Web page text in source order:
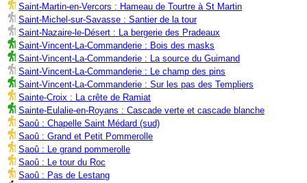
Saint-Martin-en-Vercors : Hameau de Tourtre à St Martin
Saint-Michel-sur-Savasse : Santier de la tour
Saint-Nazaire-le-Désert : La bergerie des Pradeaux
Saint-Vincent-La-Commanderie : Bois des masks
Saint-Vincent-La-Commanderie : La source du Guimand
Saint-Vincent-La-Commanderie : Le champ des pins
Saint-Vincent-La-Commanderie : Sur les pas des Templiers
Sainte-Croix : La crête de Ramiat
Sainte-Eulalie-en-Royans : Cascade verte et cascade blanche
Saoû : Chapelle Saint Médard (sud)
Saoû : Grand et Petit Pommerolle
Saoû : Le grand pommerolle
Saoû : Le tour du Roc
Saoû : Pas de Lestang